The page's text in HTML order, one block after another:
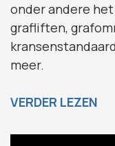
onder andere het
grafliften,
meer.
VERDER LEZEN